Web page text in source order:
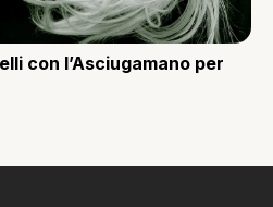
con l’Asciugamano per